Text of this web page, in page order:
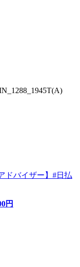
ドバイザー】#日払
円